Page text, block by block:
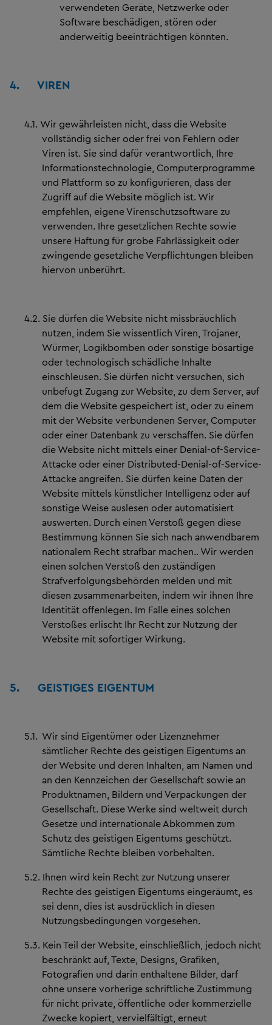
verwendeten Geräte, Netzwerke oder
Software beschädigen, stören oder
anderweitig beeinträchtigen könnten.
4. VIREN
4.1. Wir gewährleisten nicht, dass die Website
vollständig sicher oder frei von Fehlern oder
Viren ist. Sie sind dafür verantwortlich, Ihre
Informationstechnologie, Computerprogramme
und Plattform so zu konfigurieren, dass der
Zugriff auf die Website möglich ist. Wir
empfehlen, eigene Virenschutzsoftware zu
verwenden. Ihre gesetzlichen Rechte sowie
unsere Haftung für grobe Fahrlässigkeit oder
zwingende gesetzliche Verpflichtungen bleiben
hiervon unberührt.
4.2. Sie dürfen die Website nicht missbräuchlich
nutzen, indem Sie wissentlich Viren, Trojaner,
Würmer, Logikbomben oder sonstige bösartige
oder technologisch schädliche Inhalte
einschleusen. Sie dürfen nicht versuchen, sich
unbefugt Zugang zur Website, zu dem Server, auf
dem die Website gespeichert ist, oder zu einem
mit der Website verbundenen Server, Computer
oder einer Datenbank zu verschaffen. Sie dürfen
die Website nicht mittels einer Denial-of-Service-
Attacke oder einer Distributed-Denial-of-Service-
Attacke angreifen. Sie dürfen keine Daten der
Website mittels künstlicher Intelligenz oder auf
sonstige Weise auslesen oder automatisiert
auswerten. Durch einen Verstoß gegen diese
Bestimmung können Sie sich nach anwendbarem
nationalem Recht strafbar machen.. Wir werden
einen solchen Verstoß den zuständigen
Strafverfolgungsbehörden melden und mit
diesen zusammenarbeiten, indem wir ihnen Ihre
Identität offenlegen. Im Falle eines solchen
Verstoßes erlischt Ihr Recht zur Nutzung der
Website mit sofortiger Wirkung.
5. GEISTIGES EIGENTUM
5.1. Wir sind Eigentümer oder Lizenznehmer
sämtlicher Rechte des geistigen Eigentums an
der Website und deren Inhalten, am Namen und
an den Kennzeichen der Gesellschaft sowie an
Produktnamen, Bildern und Verpackungen der
Gesellschaft. Diese Werke sind weltweit durch
Gesetze und internationale Abkommen zum
Schutz des geistigen Eigentums geschützt.
Sämtliche Rechte bleiben vorbehalten.
5.2. Ihnen wird kein Recht zur Nutzung unserer
Rechte des geistigen Eigentums eingeräumt, es
sei denn, dies ist ausdrücklich in diesen
Nutzungsbedingungen vorgesehen.
5.3. Kein Teil der Website, einschließlich, jedoch nicht
beschränkt auf, Texte, Designs, Grafiken,
Fotografien und darin enthaltene Bilder, darf
ohne unsere vorherige schriftliche Zustimmung
für nicht private, öffentliche oder kommerzielle
Zwecke kopiert, vervielfältigt, erneut